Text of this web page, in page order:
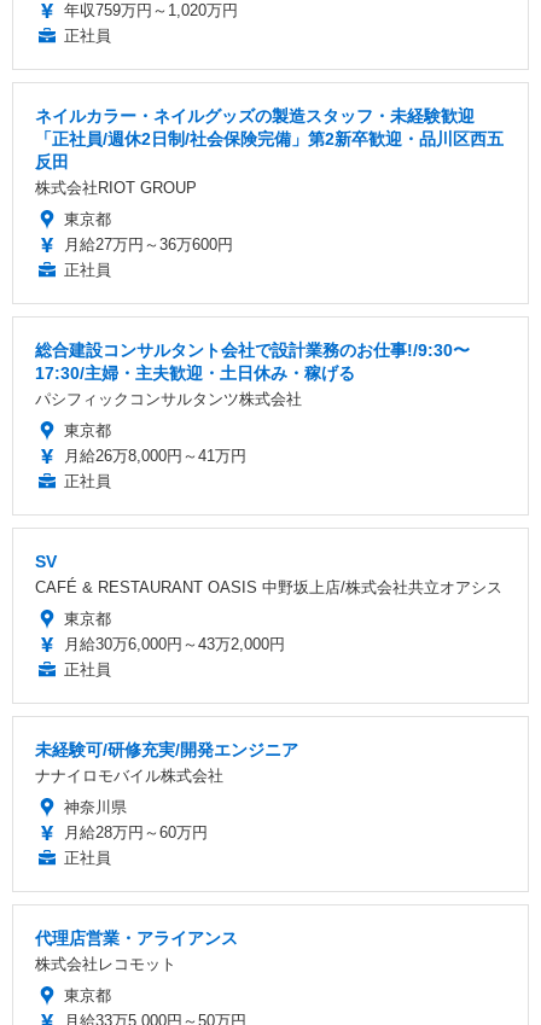
年収759万円～1,020万円
正社員
ネイルカラー・ネイルグッズの製造スタッフ・未経験歓迎
「正社員/週休2日制/社会保険完備」第2新卒歓迎・品川区西五
反田
株式会社RIOT GROUP
東京都
月給27万円～36万600円
正社員
総合建設コンサルタント会社で設計業務のお仕事!/9:30〜
17:30/主婦・主夫歓迎・土日休み・稼げる
パシフィックコンサルタンツ株式会社
東京都
月給26万8,000円～41万円
正社員
SV
CAFÉ & RESTAURANT OASIS 中野坂上店/株式会社共立オアシス
東京都
月給30万6,000円～43万2,000円
正社員
未経験可/研修充実/開発エンジニア
ナナイロモバイル株式会社
神奈川県
月給28万円～60万円
正社員
代理店営業・アライアンス
株式会社レコモット
東京都
月給33万5,000円～50万円